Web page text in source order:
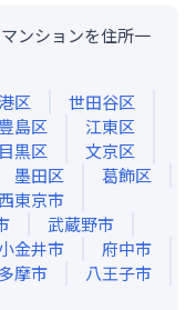
ンションを住所一
区
世田谷区
豊島区
江東区
目黒区
文京区
墨田区
葛飾区
東京市
武蔵野市
金井市
府中市
多摩市
八王子市